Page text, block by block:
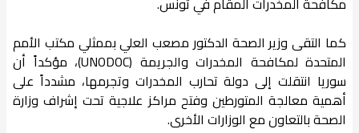
كما التقى وزير الصحة الدكتور مصعب العلي بممثلي مكتب الأمم
المتحدة لمكافحة المخدرات والجريمة (UNODOC)، مؤكداً أن
سوريا انتقلت إلى دولة تحارب المخدرات وتجرمها، مشدداً على
أهمية معالجة المتورطين وفتح مراكز علاجية تحت إشراف وزارة
الصحة بالتعاون مع الوزارات الأخرى.